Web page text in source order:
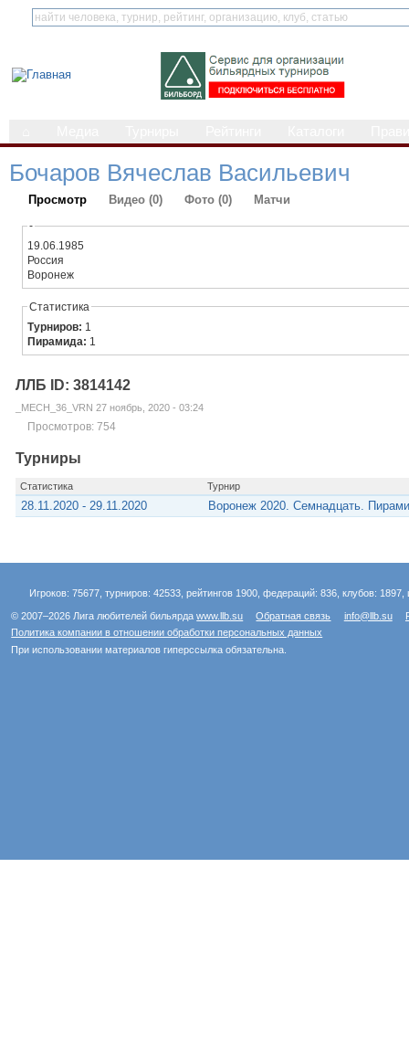
Бочаров Вячеслав Васильевич
Просмотр Видео (0) Фото (0) Матчи
-
19.06.1985
Россия
Воронеж
Статистика
Турниров: 1
Пирамида: 1
ЛЛБ ID: 3814142
_MECH_36_VRN 27 ноябрь, 2020 - 03:24
Просмотров: 754
Турниры
Статистика Турнир
28.11.2020 - 29.11.2020 Воронеж 2020. Семнадцать.
Игроков: 75677, турниров: 42533, рейтингов 1900, федераций: 836, клубов:
© 2007–2026 Лига любителей бильярдаwww.llb.su Обратная связь info@llb.su
Политика компании в отношении обработки персональных данных
При использовании материалов гиперссылка обязательна.